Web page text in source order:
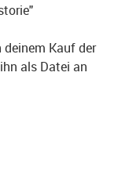
Kauf der
als Datei an